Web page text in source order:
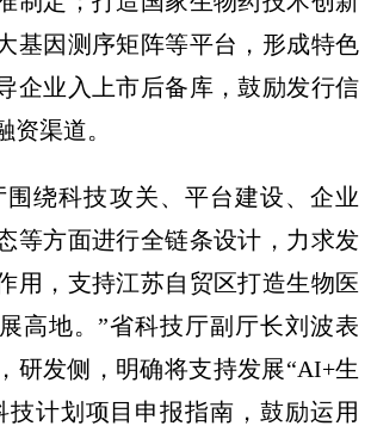
基因测序矩阵等平台，形成特色
企业入上市后备库，鼓励发行信
资渠道。
围绕科技攻关、平台建设、企业
等方面进行全链条设计，力求发
用，支持江苏自贸区打造生物医
高地。”省科技厅副厅长刘波表
研发侧，明确将支持发展“AI+生
技计划项目申报指南，鼓励运用